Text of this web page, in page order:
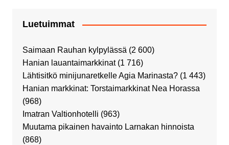
Luetuimmat
Saimaan Rauhan kylpylässä (2 600)
Hanian lauantaimarkkinat (1 716)
Lähtisitkö minijunaretkelle Agia Marinasta? (1 443)
Hanian markkinat: Torstaimarkkinat Nea Horassa
(968)
Imatran Valtionhotelli (963)
Muutama pikainen havainto Larnakan hinnoista
(868)